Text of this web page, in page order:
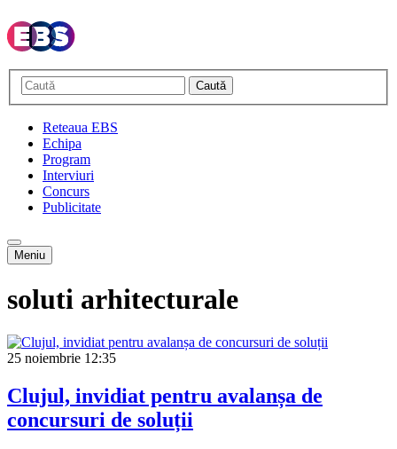
Caută
Reteaua EBS
Echipa
Program
Interviuri
Concurs
Publicitate
Meniu
soluti arhitecturale
25 noiembrie 12:35
Clujul, invidiat pentru avalanșa de
concursuri de soluții